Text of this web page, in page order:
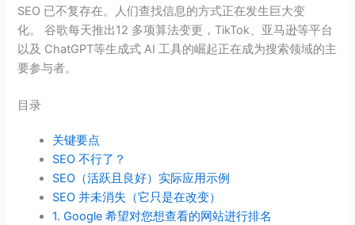
SEO 已不复存在。人们查找信息的方式正在发生巨大变
化。 谷歌每天推出12 多项算法变更，TikTok、亚马逊等平台
以及 ChatGPT等生成式 AI 工具的崛起正在成为搜索领域的主
要参与者。
目录
关键要点
SEO 不行了？
SEO（活跃且良好）实际应用示例
SEO 并未消失（它只是在改变）
1. Google 希望对您想查看的网站进行排名